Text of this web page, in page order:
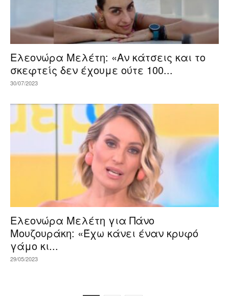
Ελεονώρα Μελέτη: «Αν κάτσεις και το
σκεφτείς δεν έχουμε ούτε 100...
30/07/2023
Ελεονώρα Μελέτη για Πάνο
Μουζουράκη: «Έχω κάνει έναν κρυφό
γάμο κι...
29/05/2023